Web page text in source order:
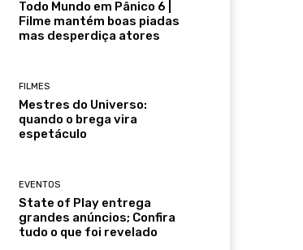
Todo Mundo em Pânico 6 |
Filme mantém boas piadas
mas desperdiça atores
FILMES
Mestres do Universo:
quando o brega vira
espetáculo
EVENTOS
State of Play entrega
grandes anúncios; Confira
tudo o que foi revelado